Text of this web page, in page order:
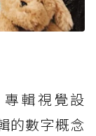
輯視覺設
的數字概念